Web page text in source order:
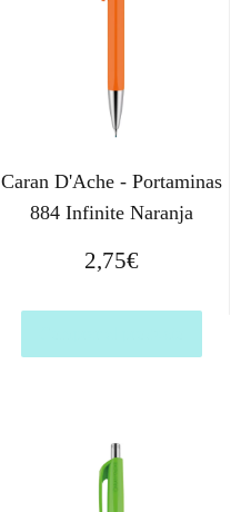
Caran D'Ache - Portaminas
884 Infinite Naranja
2,75€